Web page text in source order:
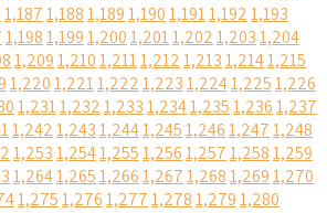
1,1871,1881,1891,1901,1911,1921,193
1,1981,1991,2001,2011,2021,2031,204
1,2091,2101,2111,2121,2131,2141,215
1,2201,2211,2221,2231,2241,2251,226
1,2311,2321,2331,2341,2351,2361,237
1,2421,2431,2441,2451,2461,2471,248
1,2531,2541,2551,2561,2571,2581,259
1,2641,2651,2661,2671,2681,2691,270
1,2751,2761,2771,2781,2791,280